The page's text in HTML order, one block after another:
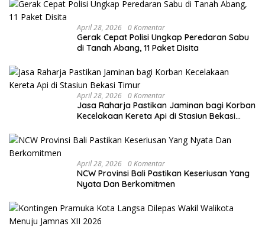
April 28, 2026 0 Komentar
Gerak Cepat Polisi Ungkap Peredaran Sabu
di Tanah Abang, 11 Paket Disita
April 28, 2026 0 Komentar
Jasa Raharja Pastikan Jaminan bagi Korban
Kecelakaan Kereta Api di Stasiun Bekasi
April 28, 2026 0 Komentar
NCW Provinsi Bali Pastikan Keseriusan Yang
Nyata Dan Berkomitmen